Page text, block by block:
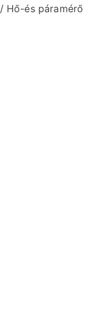
/ Hő-és páramérő